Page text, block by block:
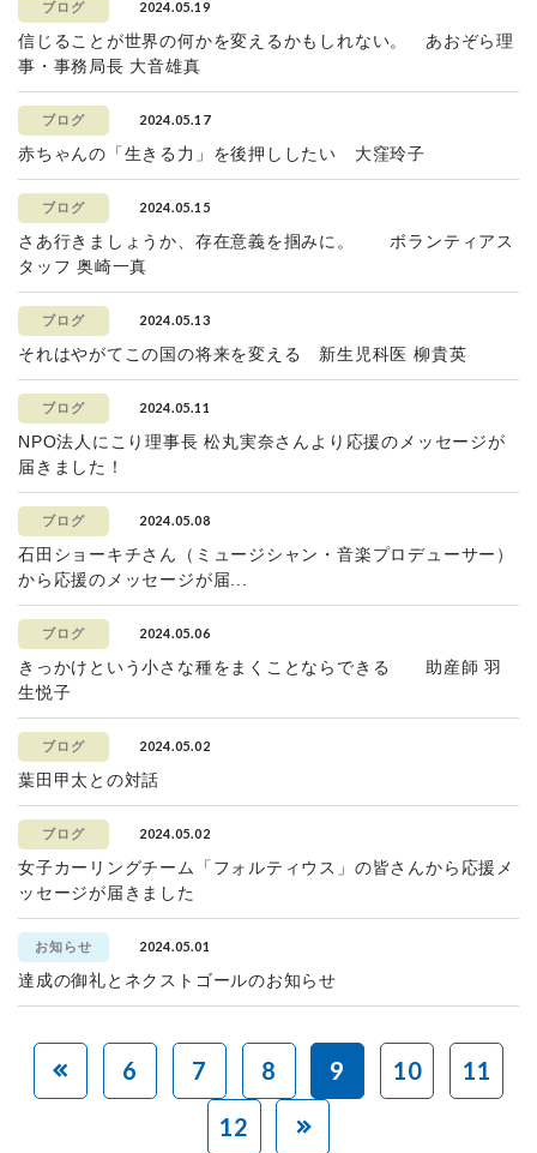
ブログ 2024.05.19
信じることが世界の何かを変えるかもしれない。 あおぞら理
事・事務局長 大音雄真
ブログ 2024.05.17
赤ちゃんの「生きる力」を後押ししたい 大窪玲子
ブログ 2024.05.15
さあ行きましょうか、存在意義を掴みに。 ボランティアス
タッフ 奥崎一真
ブログ 2024.05.13
それはやがてこの国の将来を変える 新生児科医 柳貴英
ブログ 2024.05.11
NPO法人にこり理事長 松丸実奈さんより応援のメッセージが
届きました！
ブログ 2024.05.08
石田ショーキチさん（ミュージシャン・音楽プロデューサー）
から応援のメッセージが届...
ブログ 2024.05.06
きっかけという小さな種をまくことならできる 助産師 羽
生悦子
ブログ 2024.05.02
葉田甲太との対話
ブログ 2024.05.02
女子カーリングチーム「フォルティウス」の皆さんから応援メ
ッセージが届きました
お知らせ 2024.05.01
達成の御礼とネクストゴールのお知らせ
6 7 8 9 10
11
12